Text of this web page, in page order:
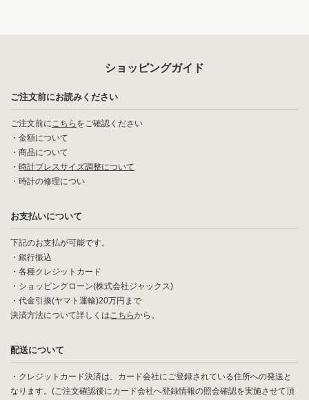
ショッピングガイド
ご注文前にお読みください
ご注文前にこちら をご確認ください
・ 金額について
・ 商品について
・ 時計ブレスサイズ調整について
・ 時計の修理につい
お支払いについて
下記のお支払が可能です。
・銀行振込
・各種クレジットカード
・ショッピングローン(株式会社ジャックス)
・代金引換(ヤマト運輸)20万円まで
決済方法について詳しくはこちらから。
配送について
・クレジットカード決済は、カード会社にご登録されている住所への発送と
なります。(ご注文確認後にカード会社へ登録情報の照会確認を実施させて頂